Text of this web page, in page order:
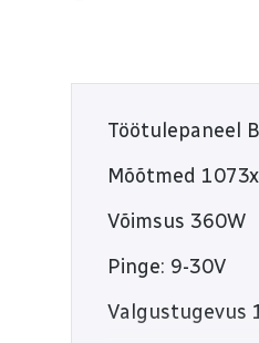
Töötulepaneel
Mõõtmed
Võimsus 360W
Pinge: 9-30V
Valgustugevus